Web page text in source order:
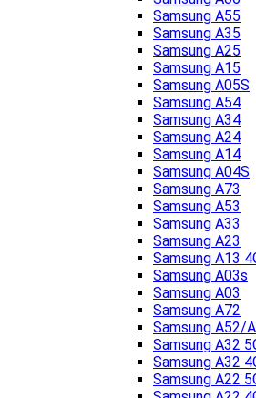
Samsung A55
Samsung A35
Samsung A25
Samsung A15
Samsung A05S
Samsung A54
Samsung A34
Samsung A24
Samsung A14
Samsung A04S
Samsung A73
Samsung A53
Samsung A33
Samsung A23
Samsung A13
Samsung A03s
Samsung A03
Samsung A72
Samsung A52/
Samsung A32
Samsung A32
Samsung A22